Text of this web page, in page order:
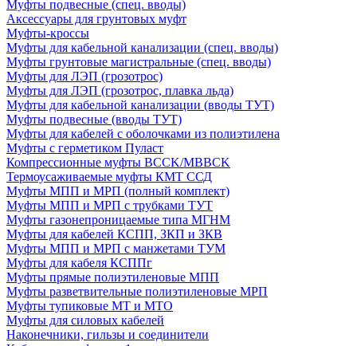
Муфты подвесные (спец. вводы)
Аксессуары для грунтовых муфт
Муфты-кроссы
Муфты для кабельной канализации (спец. вводы)
Муфты грунтовые магистральные (спец. вводы)
Муфты для ЛЭП (грозотрос)
Муфты для ЛЭП (грозотрос, плавка льда)
Муфты для кабельной канализации (вводы ТУТ)
Муфты подвесные (вводы ТУТ)
Муфты для кабелей с оболочками из полиэтилена
Муфты с герметиком Пуласт
Компрессионные муфты BCCK/MBBCK
Термоусаживаемые муфты КМТ ССД
Муфты МПП и МРП (полный комплект)
Муфты МПП и МРП с трубками ТУТ
Муфты газонепроницаемые типа МГНМ
Муфты для кабелей КСПП, ЗКП и ЗКВ
Муфты МПП и МРП с манжетами ТУМ
Муфты для кабеля КСППг
Муфты прямые полиэтиленовые МПП
Муфты разветвительные полиэтиленовые МРП
Муфты тупиковые МТ и МТО
Муфты для силовых кабелей
Наконечники, гильзы и соединители